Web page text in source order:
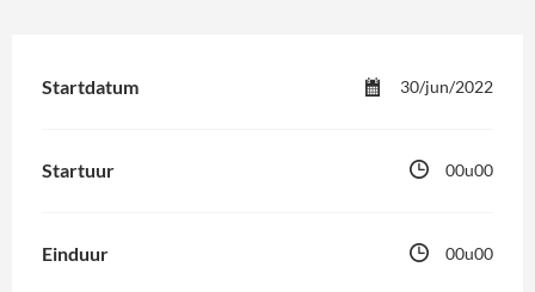
Startdatum 30/jun/2022
Startuur 00u00
Einduur 00u00